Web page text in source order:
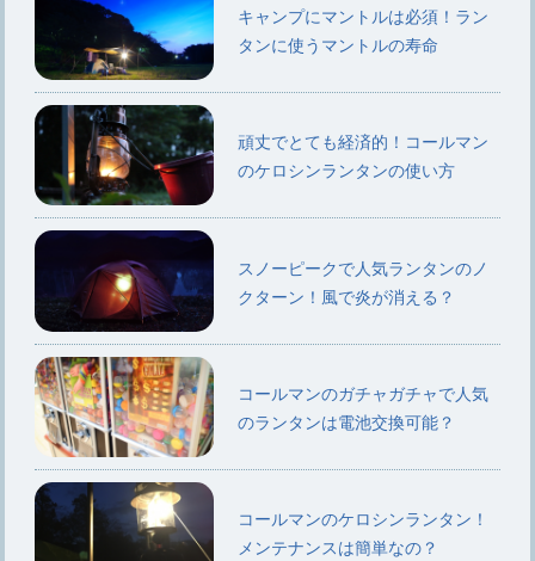
キャンプにマントルは必須！ラン
タンに使うマントルの寿命
頑丈でとても経済的！コールマン
のケロシンランタンの使い方
スノーピークで人気ランタンのノ
クターン！風で炎が消える？
コールマンのガチャガチャで人気
のランタンは電池交換可能？
コールマンのケロシンランタン！
メンテナンスは簡単なの？